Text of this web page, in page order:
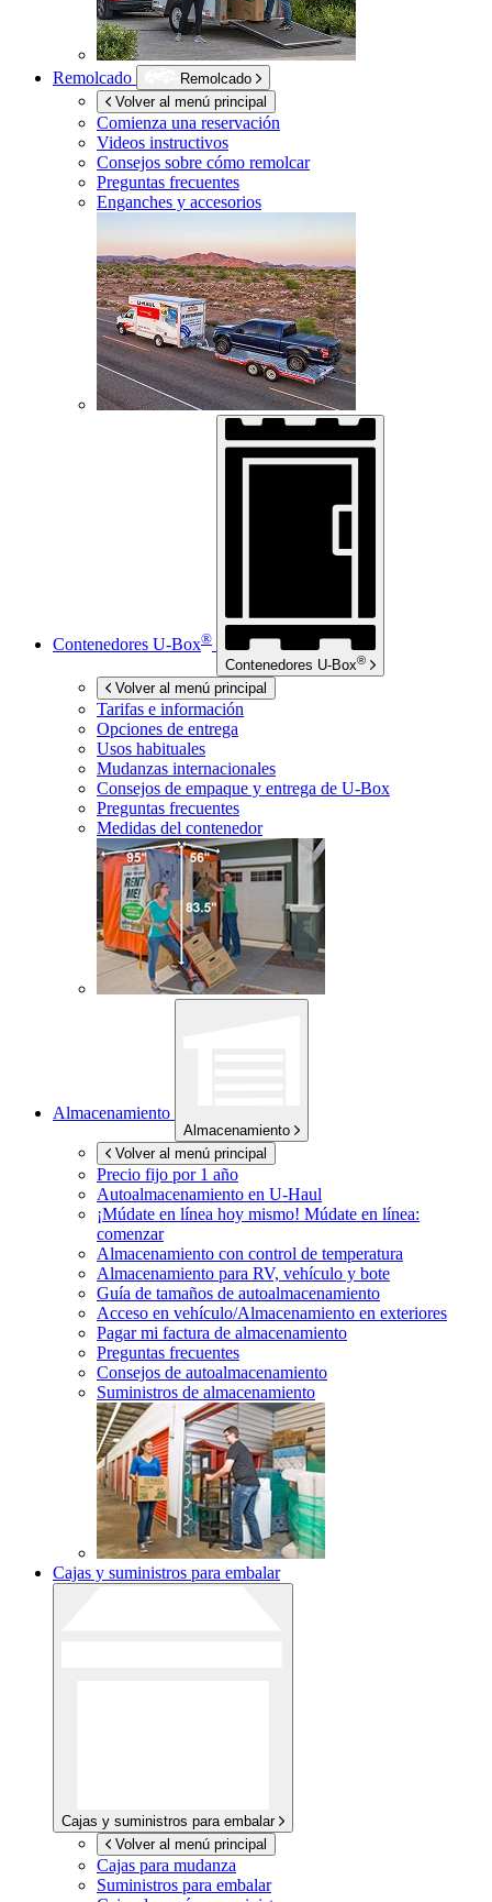
Remolcado
Remolcado
Volver al menú principal
Comienza una reservación
Videos instructivos
Consejos sobre cómo remolcar
Preguntas frecuentes
Enganches y accesorios
Contenedores U-Box®
Contenedores U-Box®
Volver al menú principal
Tarifas e información
Opciones de entrega
Usos habituales
Mudanzas internacionales
Consejos de empaque y entrega de U-Box
Preguntas frecuentes
Medidas del contenedor
Almacenamiento
Almacenamiento
Volver al menú principal
Precio fijo por 1 año
Autoalmacenamiento en U-Haul
¡Múdate en línea hoy mismo! Múdate en línea:
comenzar
Almacenamiento con control de temperatura
Almacenamiento para RV, vehículo y bote
Guía de tamaños de autoalmacenamiento
Acceso en vehículo/Almacenamiento en exteriores
Pagar mi factura de almacenamiento
Preguntas frecuentes
Consejos de autoalmacenamiento
Suministros de almacenamiento
Cajas y suministros para embalar
Cajas y suministros para embalar
Volver al menú principal
Cajas para mudanza
Suministros para embalar